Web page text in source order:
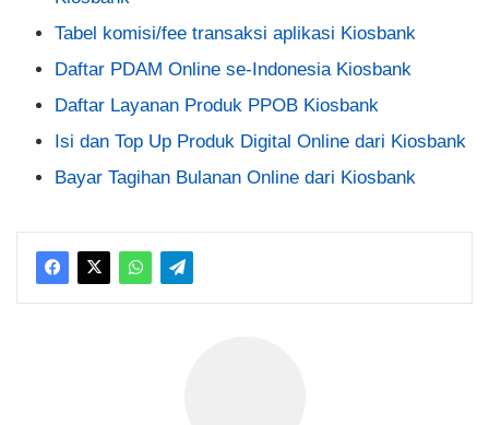
Tabel komisi/fee transaksi aplikasi Kiosbank
Daftar PDAM Online se-Indonesia Kiosbank
Daftar Layanan Produk PPOB Kiosbank
Isi dan Top Up Produk Digital Online dari Kiosbank
Bayar Tagihan Bulanan Online dari Kiosbank